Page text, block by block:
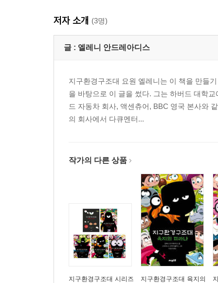
저자 소개 (3명)
글 : 엘레니 안드레아디스
지구환경구조대 요원 엘레니는 이 책을 만들
을 바탕으로 이 글을 썼다. 그는 하버드 대학
드 자동차 회사, 액센츄어, BBC 영국 본사와
의 회사에서 다큐멘터...
작가의 다른 상품
지구환경구조대 시리즈
지구환경구조대 육지의